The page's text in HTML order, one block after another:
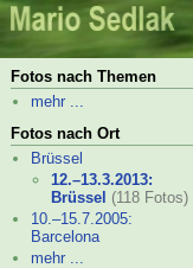
Fotos nach Themen
mehr ...
Fotos nach Ort
Brüssel
12.–13.3.2013:
Brüssel (118 Fotos)
10.–15.7.2005:
Barcelona
mehr ...